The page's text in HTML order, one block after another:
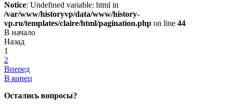
Notice: Undefined variable: html in
/var/www/historyvp/data/www/history-
vp.ru/templates/claire/html/pagination.php on line 44
В начало
Назад
1
2
Вперед
В конец
Остались вопросы?